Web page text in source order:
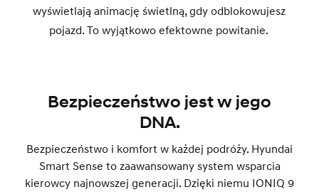
wyświetlają animację świetlną, gdy odblokowujesz
pojazd. To wyjątkowo efektowne powitanie.
Bezpieczeństwo jest w jego
DNA.
Bezpieczeństwo i komfort w każdej podróży. Hyundai
Smart Sense to zaawansowany system wsparcia
kierowcy najnowszej generacji. Dzięki niemu IONIQ 9